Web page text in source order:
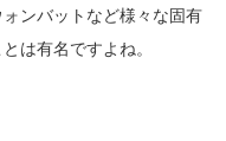
ンバットなど様々な固有
は有名ですよね。